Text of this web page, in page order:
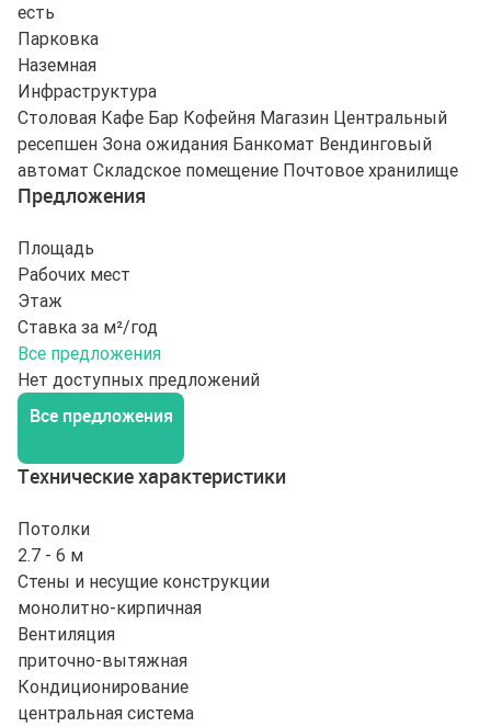
есть
Парковка
Наземная
Инфраструктура
Столовая Кафе Бар Кофейня Магазин Центральный
ресепшен Зона ожидания Банкомат Вендинговый
автомат Складское помещение Почтовое хранилище
Предложения
Площадь
Рабочих мест
Этаж
Ставка за м²/год
Все предложения
Нет доступных предложений
Все предложения
Технические характеристики
Потолки
2.7 - 6 м
Стены и несущие конструкции
монолитно-кирпичная
Вентиляция
приточно-вытяжная
Кондиционирование
центральная система